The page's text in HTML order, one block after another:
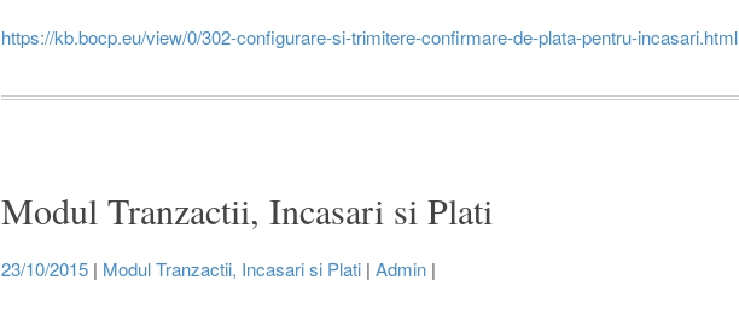
https://kb.bocp.eu/view/0/302-configurare-si-trimitere-confirmare-de-plata-pentru-incasari.html
Modul Tranzactii, Incasari si Plati
23/10/2015| Modul Tranzactii, Incasari si Plati| Admin|